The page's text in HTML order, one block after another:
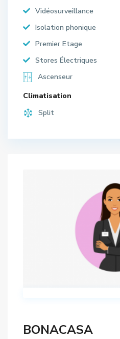
Vidéosurveillance
Isolation phonique
Premier Etage
Stores Électriques
Ascenseur
Climatisation
Split
BONACASA